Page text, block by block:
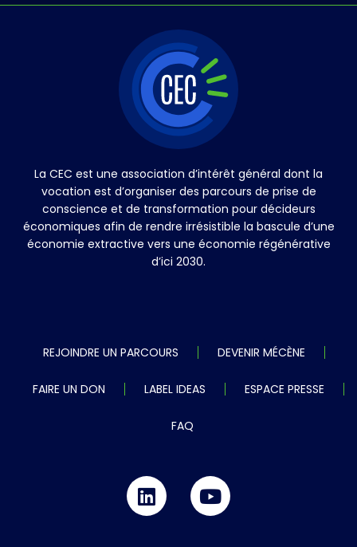
La CEC est une association d’intérêt général dont la
vocation est d’organiser des parcours de prise de
conscience et de transformation pour décideurs
économiques afin de rendre irrésistible la bascule d’une
économie extractive vers une économie régénérative
d’ici 2030.
REJOINDRE UN PARCOURS DEVENIR MÉCÈNE
FAIRE UN DON LABEL IDEAS ESPACE PRESSE
FAQ